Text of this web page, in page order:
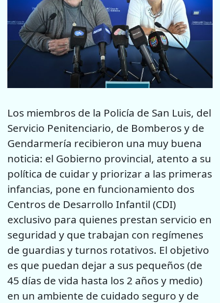
Los miembros de la Policía de San Luis, del
Servicio Penitenciario, de Bomberos y de
Gendarmería recibieron una muy buena
noticia: el Gobierno provincial, atento a su
política de cuidar y priorizar a las primeras
infancias, pone en funcionamiento dos
Centros de Desarrollo Infantil (CDI)
exclusivo para quienes prestan servicio en
seguridad y que trabajan con regímenes
de guardias y turnos rotativos. El objetivo
es que puedan dejar a sus pequeños (de
45 días de vida hasta los 2 años y medio)
en un ambiente de cuidado seguro y de